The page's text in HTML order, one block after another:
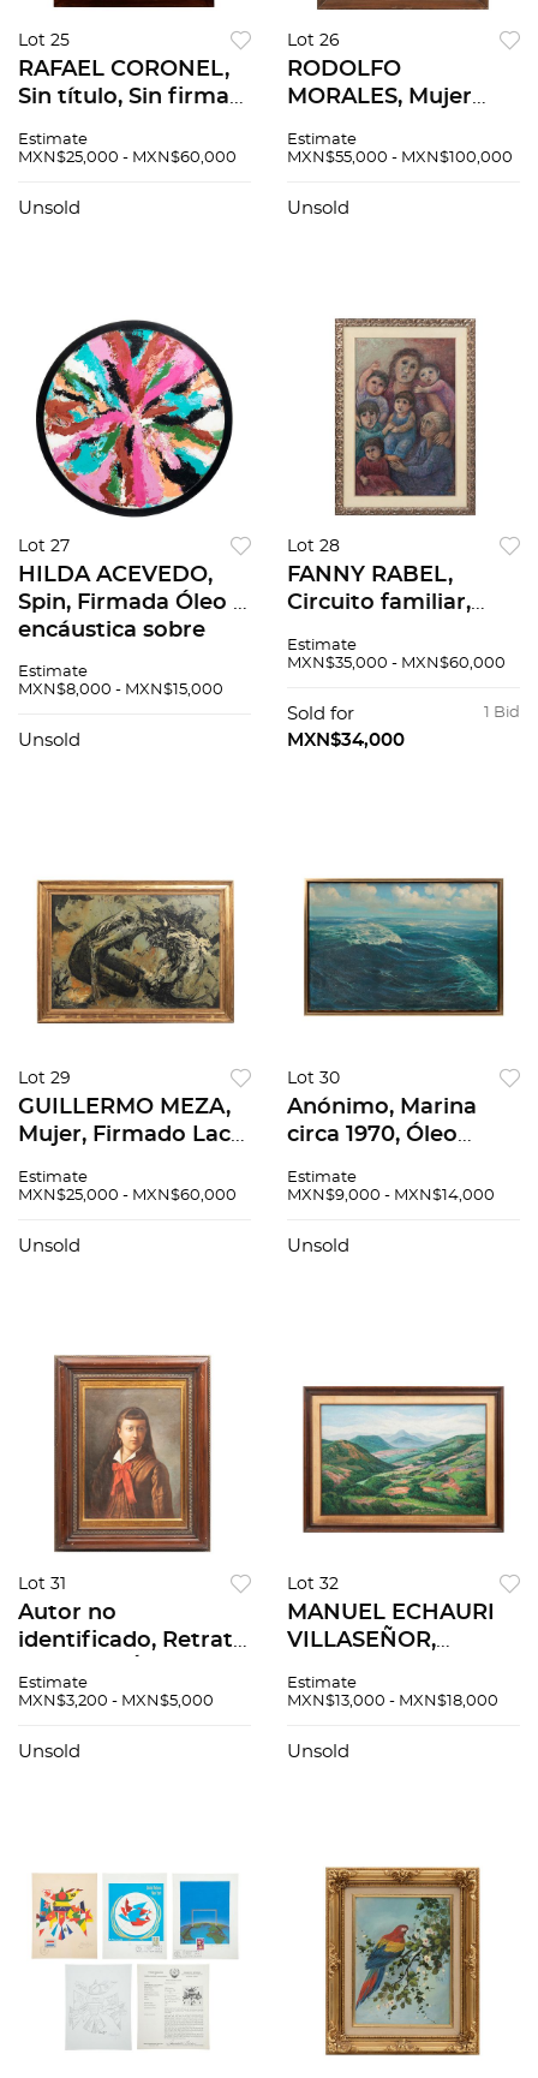
Lot 25
RAFAEL CORONEL,
Sin título, Sin firma
cartulina, 58 x 44 cm
Estimate
MXN$25,000 - MXN$60,000
Unsold
Lot 26
RODOLFO
MORALES, Mujer
Firmado Lápices de
papel, 30 x 23 cm
Estimate
MXN$55,000 - MXN$100,000
Unsold
Lot 27
HILDA ACEVEDO,
Spin, Firmada Óleo y
encáustica sobre
diámetro
Estimate
MXN$8,000 - MXN$15,000
Unsold
Lot 28
FANNY RABEL,
Circuito familiar,
1989, 94 x 59.5 cm
Estimate
MXN$35,000 - MXN$60,000
1 Bid
Sold for
MXN$34,000
Lot 29
GUILLERMO MEZA,
Mujer, Firmado Laca
125 cm
Estimate
MXN$25,000 - MXN$60,000
Unsold
Lot 30
Anónimo, Marina
circa 1970, Óleo
cm.
Estimate
MXN$9,000 - MXN$14,000
Unsold
Lot 31
Autor no
identificado, Retrato
tela., 62 x 46 cm
Estimate
MXN$3,200 - MXN$5,000
Unsold
Lot 32
MANUEL ECHAURI
VILLASEÑOR,
1914 - 2001) Camino
sobre madera.
Estimate
MXN$13,000 - MXN$18,000
Unsold